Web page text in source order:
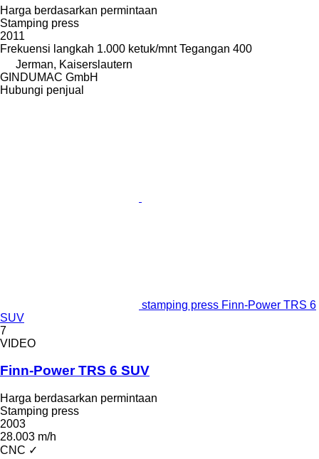
Harga berdasarkan permintaan
Stamping press
2011
Frekuensi langkah 1.000 ketuk/mnt Tegangan 400
Jerman, Kaiserslautern
GINDUMAC GmbH
Hubungi penjual
stamping press Finn-Power TRS 6
SUV
7
VIDEO
Finn-Power TRS 6 SUV
Harga berdasarkan permintaan
Stamping press
2003
28.003 m/h
CNC ✓